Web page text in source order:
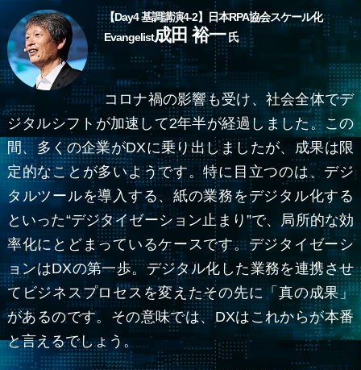
【Day4基調講演4-2】 日本RPA協会スケール化
Evangelist成田 裕一氏
コロナ禍の影響も受け、社会全体でデ
ジタルシフトが加速して2年半が経過しました。この
間、多くの企業がDXに乗り出しましたが、成果は限
定的なことが多いようです。特に目立つのは、デジ
タルツールを導入する、紙の業務をデジタル化する
といった“デジタイゼーション止まり”で、局所的な効
率化にとどまっているケースです。デジタイゼーシ
ョンはDXの第一歩。デジタル化した業務を連携させ
てビジネスプロセスを変えたその先に「真の成果」
があるのです。その意味では、DXはこれからが本番
と言えるでしょう。